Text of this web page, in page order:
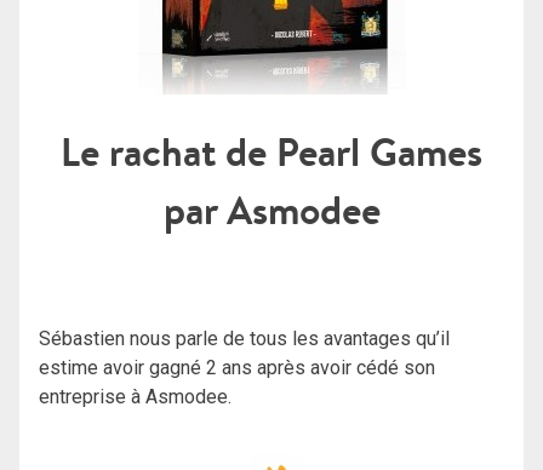
Le rachat de Pearl Games
par Asmodee
Sébastien nous parle de tous les avantages qu’il
estime avoir gagné 2 ans après avoir cédé son
entreprise à Asmodee.